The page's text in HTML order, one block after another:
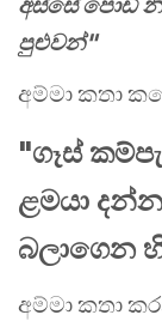
පුළුවන්"
අම්මා කතා
"ගෑස්
ළමයා
බලාගෙන
අම්මා කතා